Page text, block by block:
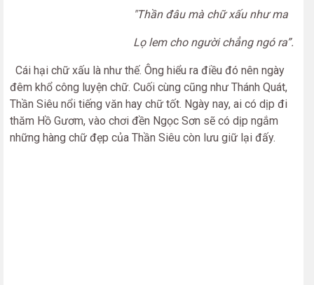
"Thần đâu mà chữ xấu như ma
Lọ lem cho người chẳng ngó ra”.
Cái hại chữ xấu là như thế. Ông hiểu ra điều đó nên ngày
đêm khổ công luyện chữ. Cuối cùng cũng như Thánh Quát,
Thần Siêu nổi tiếng văn hay chữ tốt. Ngày nay, ai có dịp đi
thăm Hồ Gươm, vào chơi đền Ngọc Sơn sẽ có dịp ngắm
những hàng chữ đẹp của Thần Siêu còn lưu giữ lại đấy.